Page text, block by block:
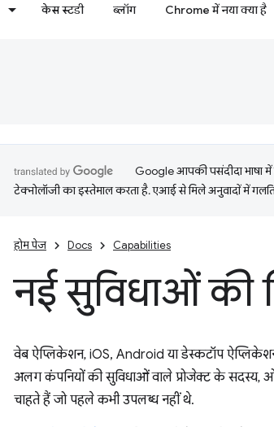
केस स्टडी ब्लॉग Chrome में नया क्या है
Google आपकी पसंदीदा भाषा
टेक्नोलॉजी का इस्तेमाल करता है. एआई से मिले अनुवादों में
होम पेज Docs Capabilities
नई सुविधाओं की
वेब ऐप्लिकेशन, iOS, Android या डेस्कटॉप
अलग कंपनियों की सुविधाओं वाले प्रोजेक्ट के सदस्य,
चाहते हैं जो पहले कभी उपलब्ध नहीं थे.